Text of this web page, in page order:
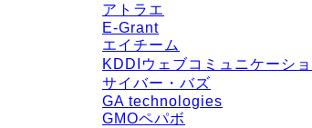
アトラエ
E-Grant
エイチーム
KDDIウェブコミュニケーシ
サイバー・バズ
GA technologies
GMOペパボ